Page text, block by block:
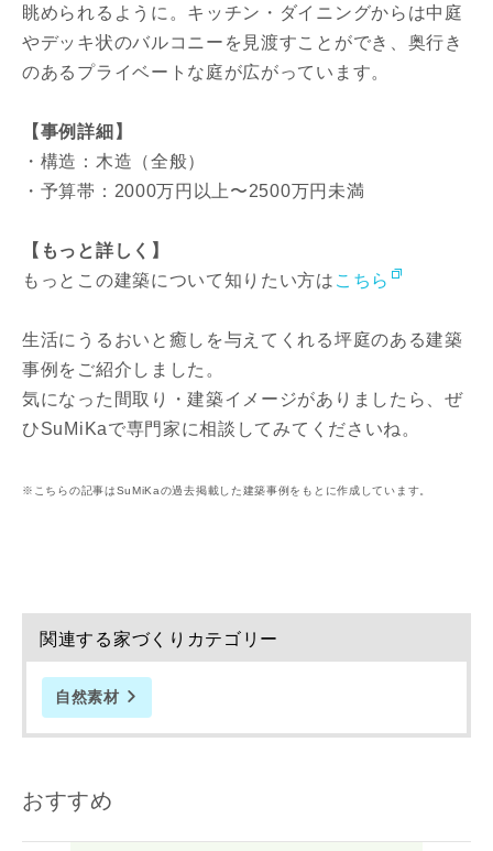
眺められるように。キッチン・ダイニングからは中庭
やデッキ状のバルコニーを見渡すことができ、奥行き
のあるプライベートな庭が広がっています。
【事例詳細】
・構造：木造（全般）
・予算帯：2000万円以上〜2500万円未満
【もっと詳しく】
もっとこの建築について知りたい方は こちら
生活にうるおいと癒しを与えてくれる坪庭のある建築
事例をご紹介しました。
気になった間取り・建築イメージがありましたら、ぜ
ひSuMiKaで専門家に相談してみてくださいね。
※こちらの記事はSuMiKaの過去掲載した建築事例をもとに作成しています。
関連する家づくりカテゴリー
自然素材
おすすめ